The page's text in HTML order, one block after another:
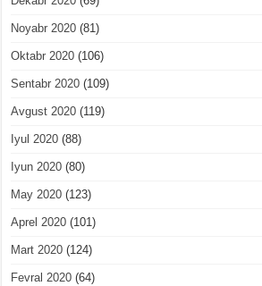
Noyabr 2020 (81)
Oktabr 2020 (106)
Sentabr 2020 (109)
Avgust 2020 (119)
Iyul 2020 (88)
Iyun 2020 (80)
May 2020 (123)
Aprel 2020 (101)
Mart 2020 (124)
Fevral 2020 (64)